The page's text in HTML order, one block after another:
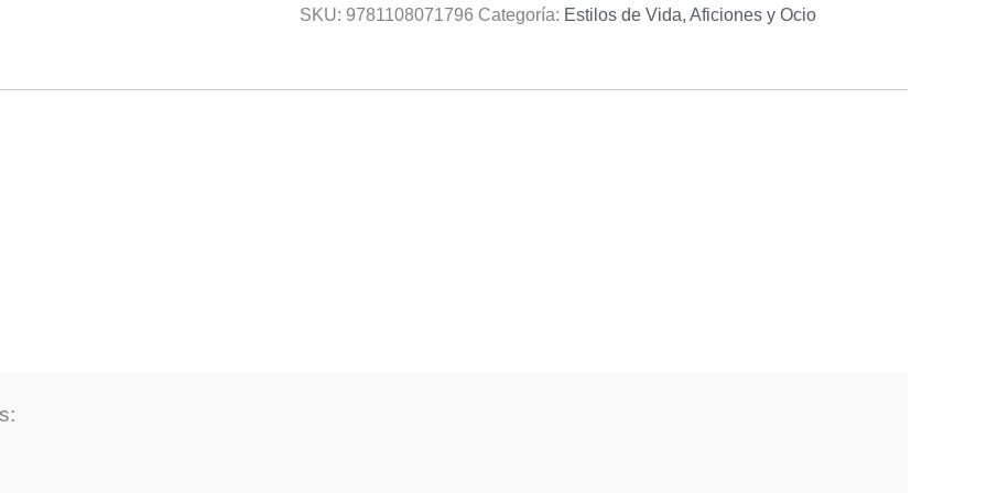
SKU: 9781108071796 Categoría: Estilos de Vida, Aficiones y Ocio